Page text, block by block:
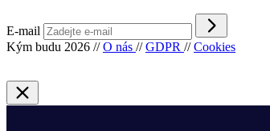
E-mail
Kým budu 2026 // O nás // GDPR // Cookies